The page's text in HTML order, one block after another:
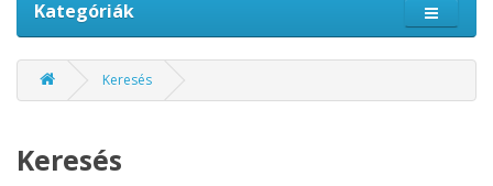
Kategóriák
Keresés
Keresés